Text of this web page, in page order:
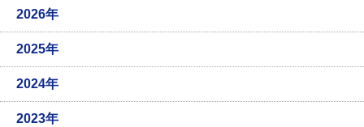
2026年
2025年
2024年
2023年